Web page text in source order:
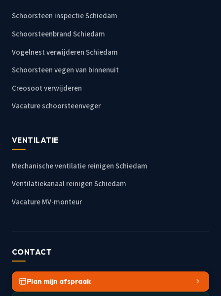
Schoorsteen inspectie Schiedam
Schoorsteenbrand Schiedam
Vogelnest verwijderen Schiedam
Schoorsteen vegen van binnenuit
Creosoot verwijderen
Vacature schoorsteenveger
VENTILATIE
Mechanische ventilatie reinigen Schiedam
Ventilatiekanaal reinigen Schiedam
Vacature MV-monteur
CONTACT
Plan mijn afspraak